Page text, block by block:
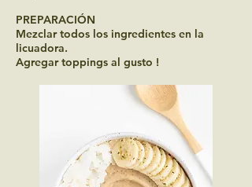
PREPARACIÓN
Mezclar todos los ingredientes en la
licuadora.
Agregar toppings al gusto !